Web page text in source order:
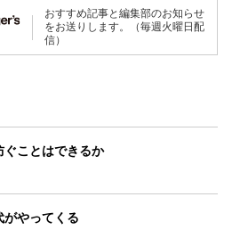
おすすめ記事と編集部のお知らせ
をお送りします。（毎週火曜日配
信）
ぐことはできるか
がやってくる